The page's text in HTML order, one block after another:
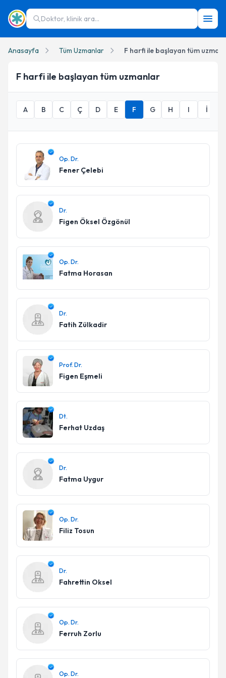
Doktor, klinik ara...
Anasayfa Tüm Uzmanlar F harfi ile başlayan tüm
F harfi ile başlayan tüm uzmanlar
A B C Ç D E F G H I İ
Op. Dr.
Fener Çelebi
Dr.
Figen Öksel Özgönül
Op. Dr.
Fatma Horasan
Dr.
Fatih Zülkadir
Prof. Dr.
Figen Eşmeli
Dt.
Ferhat Uzdaş
Dr.
Fatma Uygur
Op. Dr.
Filiz Tosun
Dr.
Fahrettin Oksel
Op. Dr.
Ferruh Zorlu
Op. Dr.